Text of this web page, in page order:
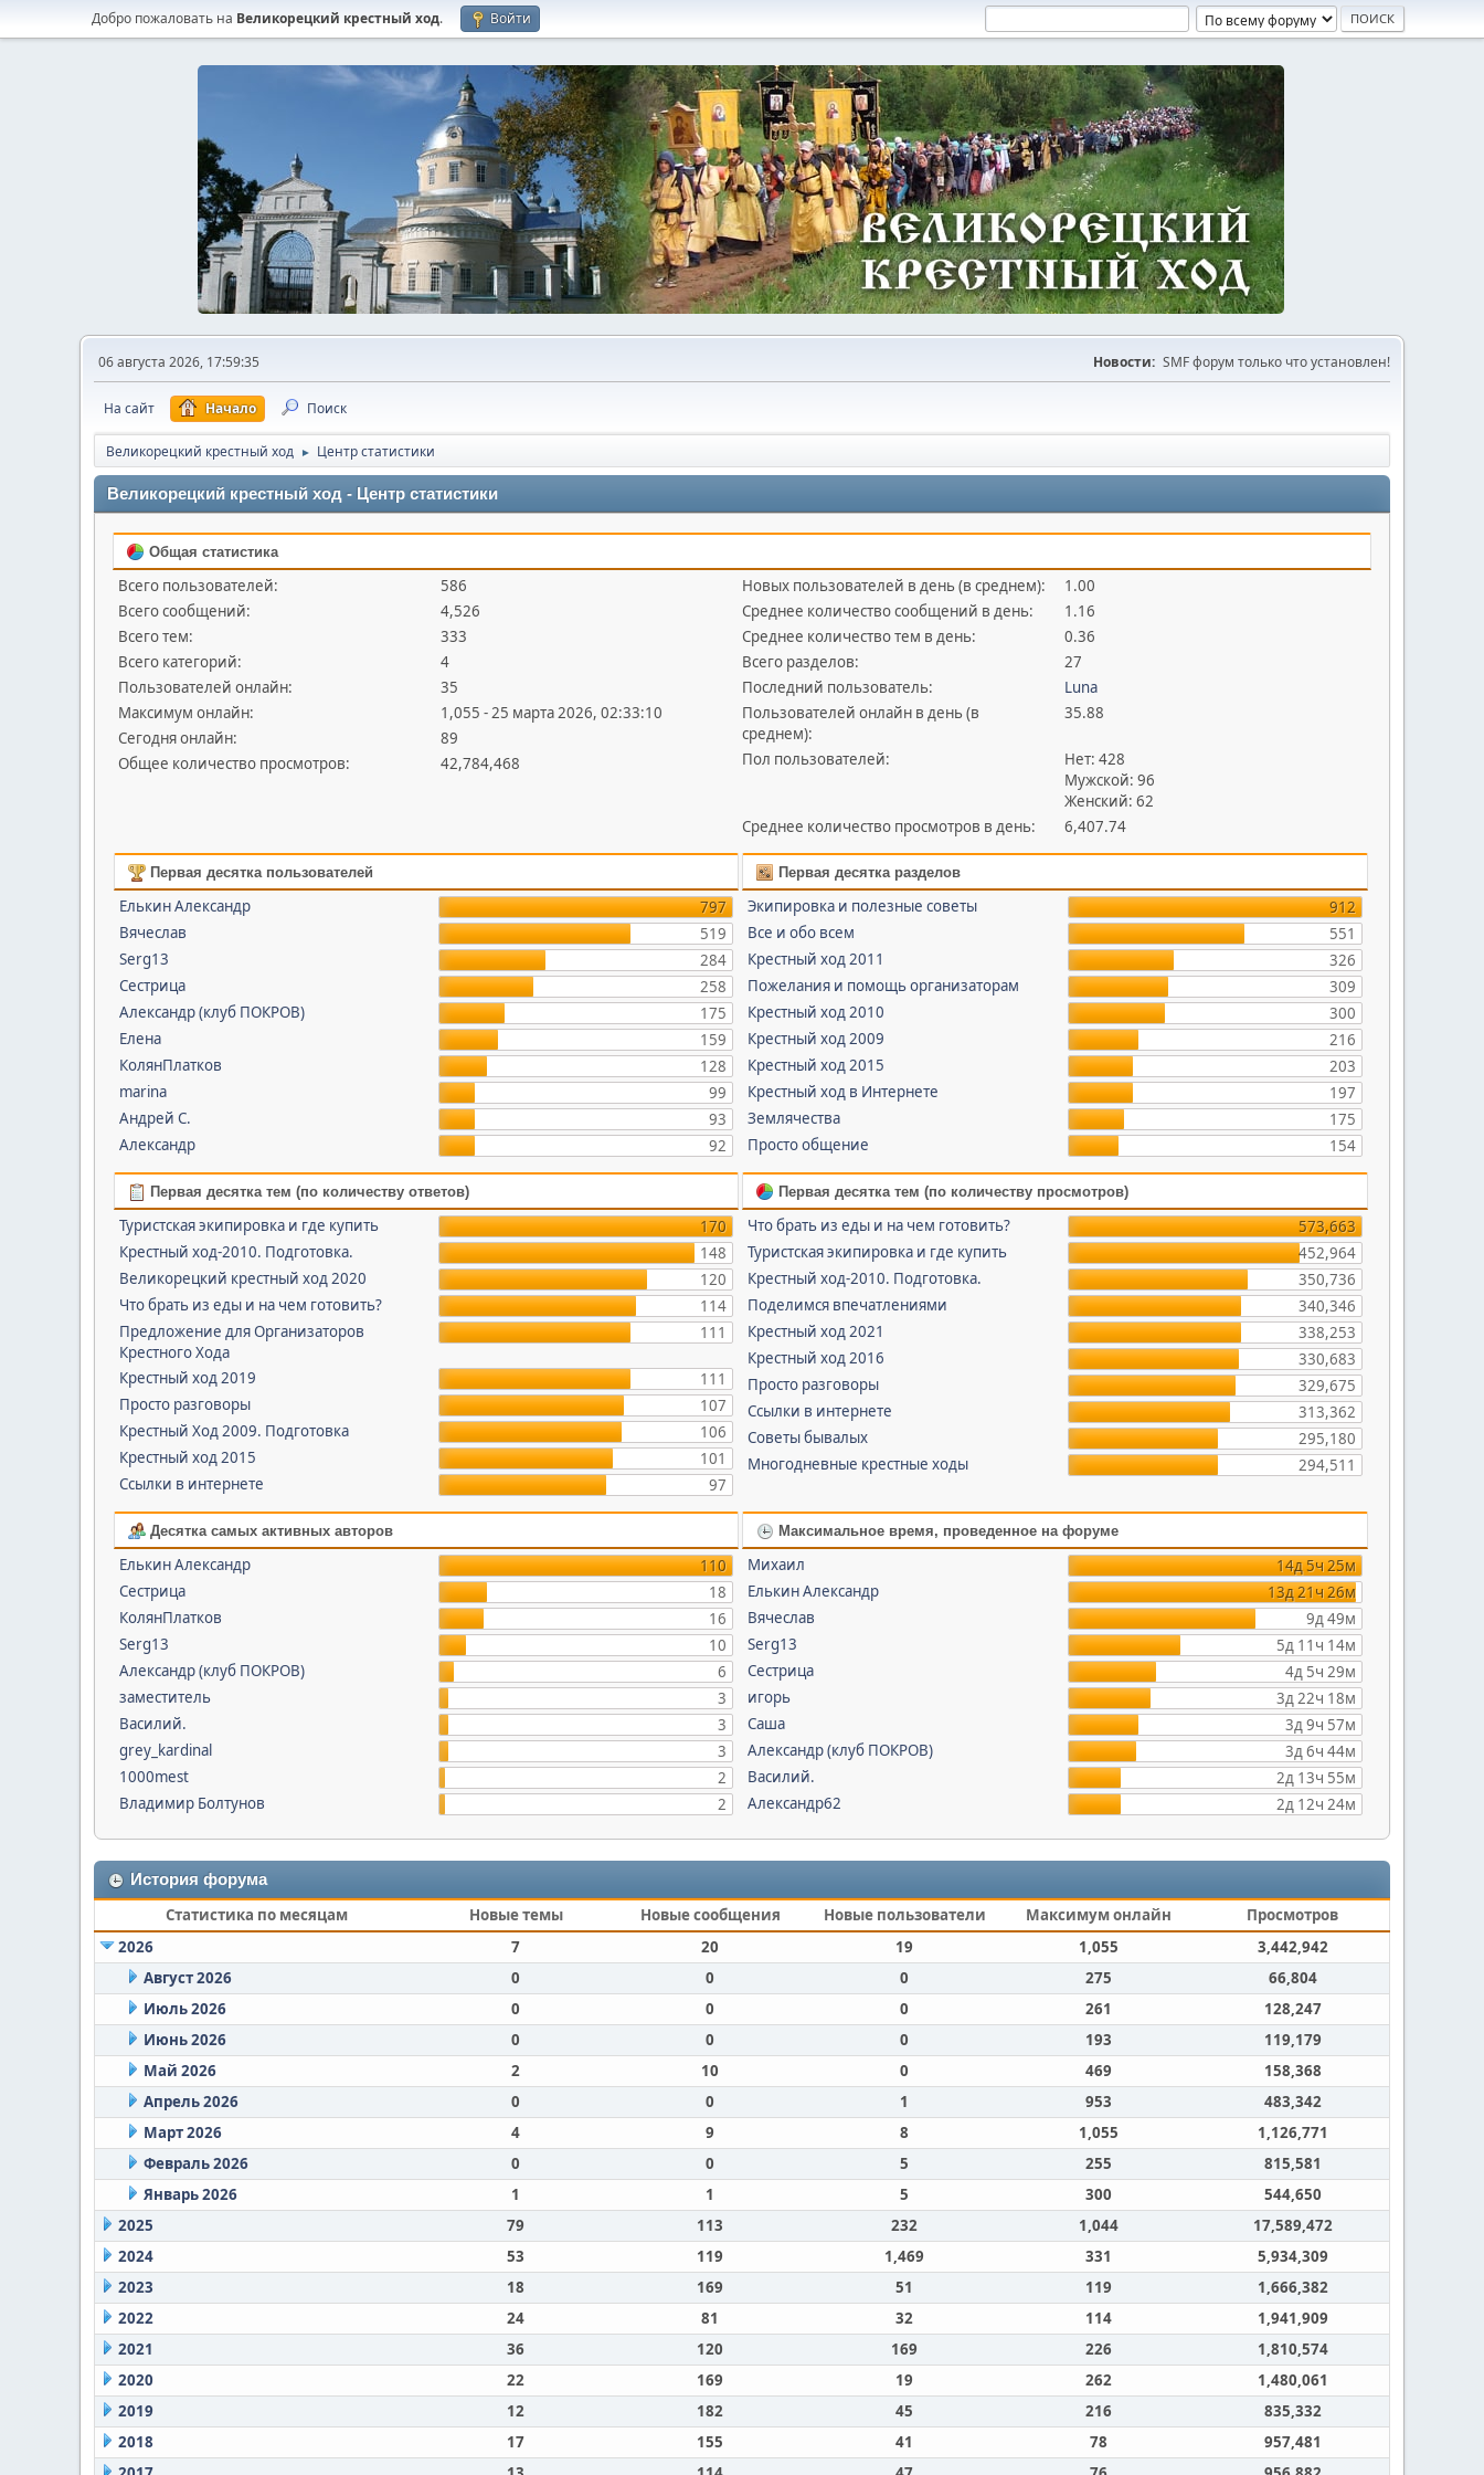
Добро пожаловать на Великорецкий крестный ход. Войти
06 августа 2026, 17:59:35 Новости: SMF форум только что установлен!
На сайт Начало Поиск
Великорецкий крестный ход ► Центр статистики
Великорецкий крестный ход - Центр статистики
Общая статистика
Всего пользователей:
586
Всего сообщений:
4,526
Всего тем:
333
Всего категорий:
4
Пользователей онлайн:
35
Максимум онлайн:
1,055 - 25 марта 2026, 02:33:10
Сегодня онлайн:
89
Общее количество просмотров:
42,784,468
Новых пользователей в день (в среднем):
1.00
Среднее количество сообщений в день:
1.16
Среднее количество тем в день:
0.36
Всего разделов:
27
Последний пользователь:
Luna
Пользователей онлайн в день (в
среднем):
35.88
Пол пользователей:
Нет: 428
Мужской: 96
Женский: 62
Среднее количество просмотров в день:
6,407.74
Первая десятка пользователей
Елькин Александр
797
Вячеслав
519
Serg13
284
Сестрица
258
Александр (клуб ПОКРОВ)
175
Елена
159
КолянПлатков
128
marina
99
Андрей С.
93
Александр
92
Первая десятка разделов
Экипировка и полезные советы
912
Все и обо всем
551
Крестный ход 2011
326
Пожелания и помощь организаторам
309
Крестный ход 2010
300
Крестный ход 2009
216
Крестный ход 2015
203
Крестный ход в Интернете
197
Землячества
175
Просто общение
154
Первая десятка тем (по количеству ответов)
Туристская экипировка и где купить
170
Крестный ход-2010. Подготовка.
148
Великорецкий крестный ход 2020
120
Что брать из еды и на чем готовить?
114
Предложение для Организаторов
Крестного Хода
111
Крестный ход 2019
111
Просто разговоры
107
Крестный Ход 2009. Подготовка
106
Крестный ход 2015
101
Ссылки в интернете
97
Первая десятка тем (по количеству просмотров)
Что брать из еды и на чем готовить?
573,663
Туристская экипировка и где купить
452,964
Крестный ход-2010. Подготовка.
350,736
Поделимся впечатлениями
340,346
Крестный ход 2021
338,253
Крестный ход 2016
330,683
Просто разговоры
329,675
Ссылки в интернете
313,362
Советы бывалых
295,180
Многодневные крестные ходы
294,511
Десятка самых активных авторов
Елькин Александр
110
Сестрица
18
КолянПлатков
16
Serg13
10
Александр (клуб ПОКРОВ)
6
заместитель
3
Василий.
3
grey_kardinal
3
1000mest
2
Владимир Болтунов
2
Максимальное время, проведенное на форуме
Михаил
14д 5ч 25м
Елькин Александр
13д 21ч 26м
Вячеслав
9д 49м
Serg13
5д 11ч 14м
Сестрица
4д 5ч 29м
игорь
3д 22ч 18м
Саша
3д 9ч 57м
Александр (клуб ПОКРОВ)
3д 6ч 44м
Василий.
2д 13ч 55м
Александр62
2д 12ч 24м
История форума
Статистика по месяцам Новые темы Новые сообщения Новые пользователи Максимум онлайн
Просмотров
2026
7 20 19 1,055
3,442,942
Август 2026
0 0 0 275
66,804
Июль 2026
0 0 0 261
128,247
Июнь 2026
0 0 0 193
119,179
Май 2026
2 10 0 469
158,368
Апрель 2026
0 0 1 953
483,342
Март 2026
4 9 8 1,055
1,126,771
Февраль 2026
0 0 5 255
815,581
Январь 2026
1 1 5 300
544,650
2025
79 113 232 1,044
17,589,472
2024
53 119 1,469 331
5,934,309
2023
18 169 51 119
1,666,382
2022
24 81 32 114
1,941,909
2021
36 120 169 226
1,810,574
2020
22 169 19 262
1,480,061
2019
12 182 45 216
835,332
2018
17 155 41 78
957,481